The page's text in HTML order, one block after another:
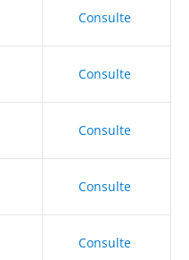
Consulte
Consulte
Consulte
Consulte
Consulte